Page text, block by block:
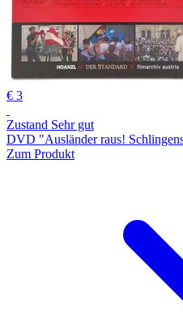
€ 3
Zustand Sehr gut
DVD "Ausländer raus!
Zum Produkt